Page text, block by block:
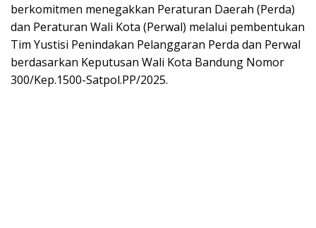
berkomitmen menegakkan Peraturan Daerah (Perda)
dan Peraturan Wali Kota (Perwal) melalui pembentukan
Tim Yustisi Penindakan Pelanggaran Perda dan Perwal
berdasarkan Keputusan Wali Kota Bandung Nomor
300/Kep.1500-Satpol.PP/2025.